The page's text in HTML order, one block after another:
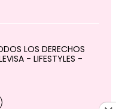
LOS DERECHOS
- LIFESTYLES -